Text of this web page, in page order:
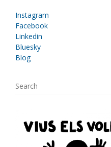
Instagram
Facebook
Linkedin
Bluesky
Blog
S
e